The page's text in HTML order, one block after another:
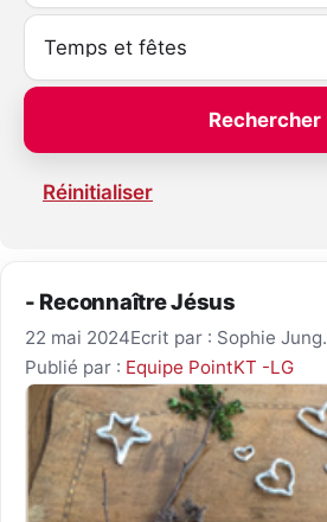
Réinitialiser
- Reconnaître Jésus
22 mai 2024Ecrit par : Sophie Jung.
Publié par : Equipe PointKT -LG